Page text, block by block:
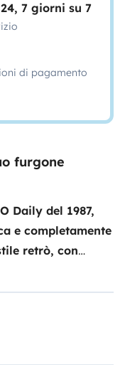
7 giorni su 7
di pagamento
furgone
Daily del 1987,
e completamente
retrò, con
la
tempo, questo
per lunghe soste